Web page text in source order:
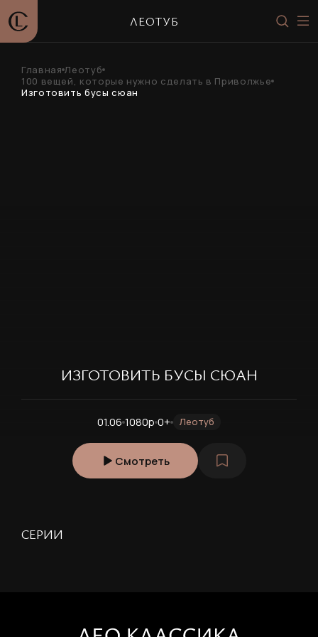
ЛЕОТУБ
Главная Леотуб
100 вещей, которые нужно сделать в Приволжье
Изготовить бусы сюан
ИЗГОТОВИТЬ БУСЫ СЮАН
01.06 1080p 0+ Леотуб
Смотреть
СЕРИИ